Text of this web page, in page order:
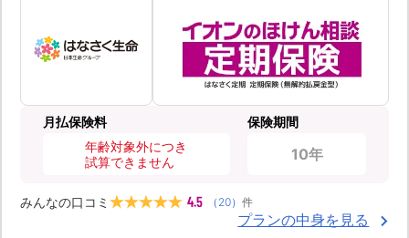
月払保険料
年齢対象外につき
試算できません
保険期間
10年
みんなの口コミ 4.5 （ 20） 件
プランの中身を見る